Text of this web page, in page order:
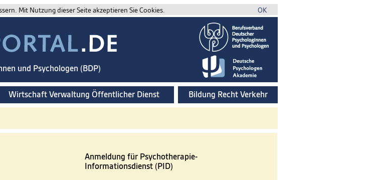
Mit Nutzung dieser Seite akzeptieren Sie Cookies. OK
und Psychologen (BDP)
Wirtschaft Verwaltung Öffentlicher Dienst Bildung Recht Verkehr
Anmeldung für Psychotherapie-
Informationsdienst (PID)